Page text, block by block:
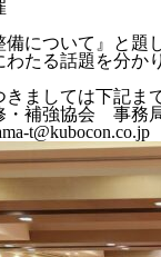
備について』と
たる話題を分か
ましては下記ま
・補強協会 事務局
t@kubocon.co.jp